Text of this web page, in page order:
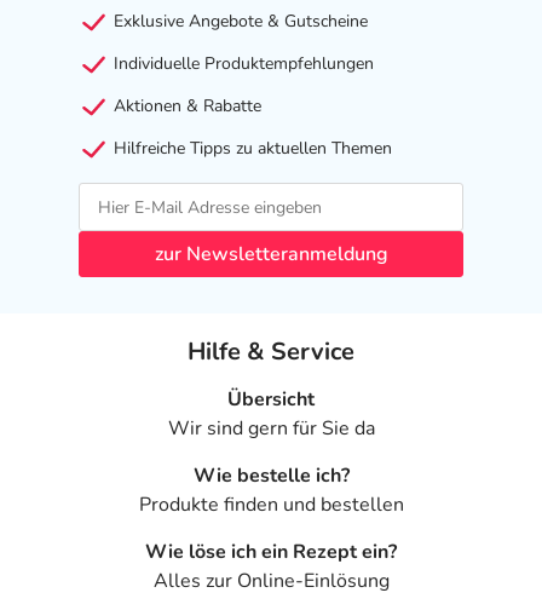
Exklusive Angebote & Gutscheine
Individuelle Produktempfehlungen
Aktionen & Rabatte
Hilfreiche Tipps zu aktuellen Themen
zur Newsletteranmeldung
Hilfe & Service
Übersicht
Wir sind gern für Sie da
Wie bestelle ich?
Produkte finden und bestellen
Wie löse ich ein Rezept ein?
Alles zur Online-Einlösung